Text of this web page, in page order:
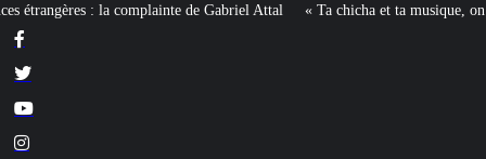
« Ta chicha et ta musique, on n’en veut pas » : la mairie RN d’Agde face